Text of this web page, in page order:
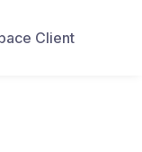
Client